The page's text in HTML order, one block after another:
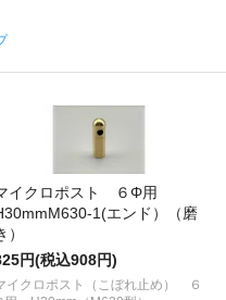
イクロポスト ６Φ用
1(エンド）（磨
）
円(税込908円)
イクロポスト（こぼれ止め） ６